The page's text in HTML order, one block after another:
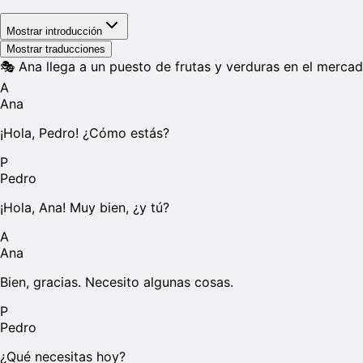
Mostrar introducción
Mostrar traducciones
🎭 Ana llega a un puesto de frutas y verduras en el
A
Ana
¡Hola, Pedro! ¿Cómo estás?
P
Pedro
¡Hola, Ana! Muy bien, ¿y tú?
A
Ana
Bien, gracias. Necesito algunas cosas.
P
Pedro
¿Qué necesitas hoy?